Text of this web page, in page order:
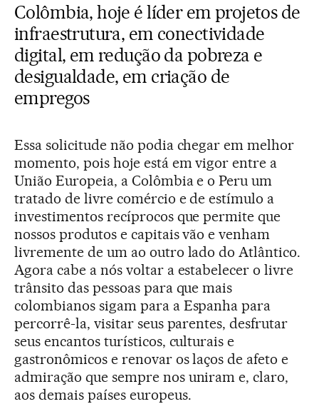
Colômbia, hoje é líder em projetos de
infraestrutura, em conectividade
digital, em redução da pobreza e
desigualdade, em criação de
empregos
Essa solicitude não podia chegar em melhor
momento, pois hoje está em vigor entre a
União Europeia, a Colômbia e o Peru um
tratado de livre comércio e de estímulo a
investimentos recíprocos que permite que
nossos produtos e capitais vão e venham
livremente de um ao outro lado do Atlântico.
Agora cabe a nós voltar a estabelecer o livre
trânsito das pessoas para que mais
colombianos sigam para a Espanha para
percorrê-la, visitar seus parentes, desfrutar
seus encantos turísticos, culturais e
gastronômicos e renovar os laços de afeto e
admiração que sempre nos uniram e, claro,
aos demais países europeus.